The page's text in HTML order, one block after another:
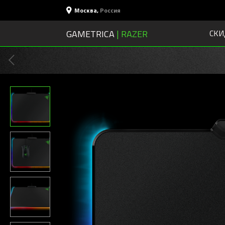
Москва, Россия
GAMETRICA | RAZER